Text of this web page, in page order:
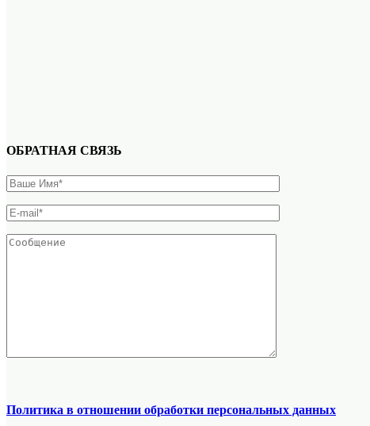
ОБРАТНАЯ СВЯЗЬ
Политика в отношении обработки персональных данных